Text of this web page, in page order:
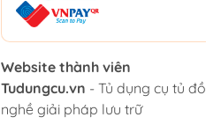
Website thành viên
Tudungcu.vn - Tủ dụng cụ tủ đồ
nghề giải pháp lưu trữ